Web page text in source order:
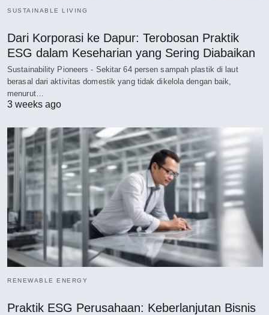
SUSTAINABLE LIVING
Dari Korporasi ke Dapur: Terobosan Praktik
ESG dalam Keseharian yang Sering Diabaikan
Sustainability Pioneers - Sekitar 64 persen sampah plastik di laut
berasal dari aktivitas domestik yang tidak dikelola dengan baik,
menurut…
3 weeks ago
RENEWABLE ENERGY
Praktik ESG Perusahaan: Keberlanjutan Bisnis